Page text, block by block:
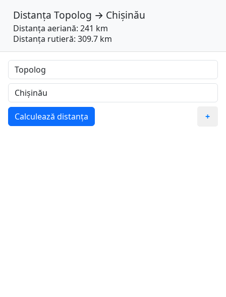
Distanța Topolog → Chișinău
Distanța aeriană: 241 km
Distanța rutieră: 309.7 km
Calculează distanța +